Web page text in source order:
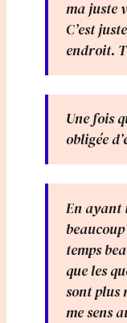
ma juste
C’est
endroit.
Une fois
obligée
En ayant
temps
que les
sont plus
me sens